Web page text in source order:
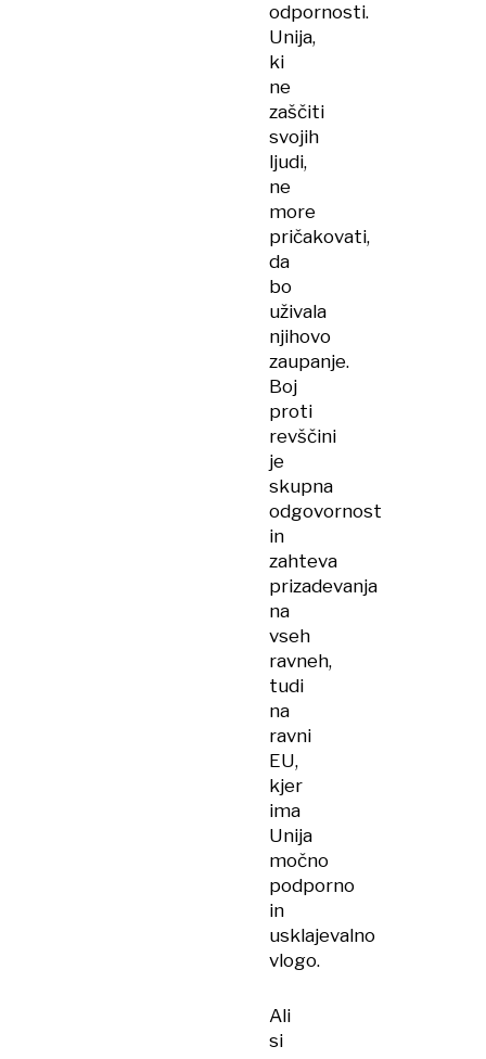
odpornosti.
Unija,
ki
ne
zaščiti
svojih
ljudi,
ne
more
pričakovati,
da
bo
uživala
njihovo
zaupanje.
Boj
proti
revščini
je
skupna
odgovornost
in
zahteva
prizadevanja
na
vseh
ravneh,
tudi
na
ravni
EU,
kjer
ima
Unija
močno
podporno
in
usklajevalno
vlogo.
Ali
si